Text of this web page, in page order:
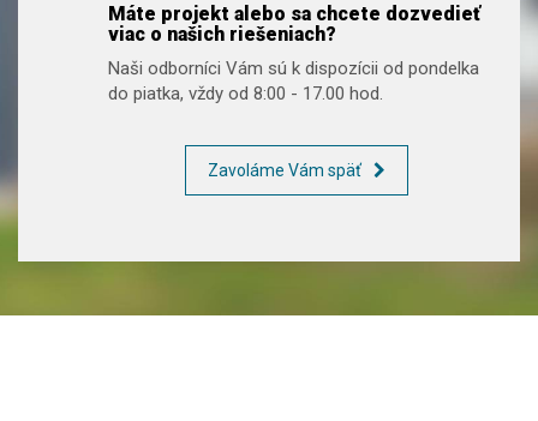
Máte projekt alebo sa chcete dozvedieť
viac o našich riešeniach?
Naši odborníci Vám sú k dispozícii od pondelka
do piatka, vždy od 8:00 - 17.00 hod.
Zavoláme Vám späť